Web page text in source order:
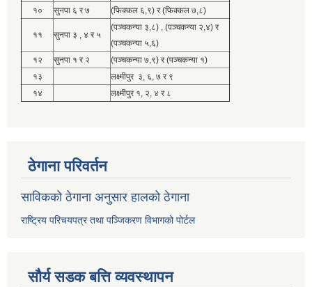
१०
सुनपा ६ र ७ (फिक्कल ६,९) र (फिक्कल ७,८)
११ सुनपा ३ , ४ र ५
(पञ्चकन्या ३,८) , (पञ्चकन्या २,४) र
(पञ्चकन्या ५,६)
१२
सुनपा १ र २
(पञ्चकन्या ७,९) र (पञ्चकन्या १)
१३
लक्ष्मीपुर ३, ६, ७ र ९
१४
लक्ष्मीपुर १, २, ४ र ८
ठेगाना परिवर्तन
साविकको ठेगाना अनुसार हालको ठेगाना
राष्ट्रिय परिचयपत्र तथा पञ्जिकरण विभागको पोर्टल
सौर्य सडक बत्ति व्यवस्थापन